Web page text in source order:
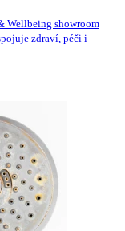
Wellbeing showroom
zdraví, péči i